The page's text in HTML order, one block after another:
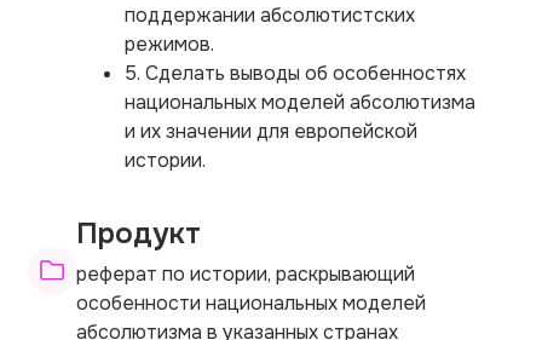
поддержании абсолютистских
режимов.
5. Сделать выводы об особенностях
национальных моделей абсолютизма
и их значении для европейской
истории.
Продукт
реферат по истории, раскрывающий
особенности национальных моделей
абсолютизма в указанных странах